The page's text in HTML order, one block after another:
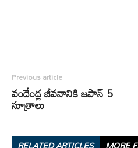
Previous article
వందేండ్ల జీవనానికి జపాన్‌ 5
సూత్రాలు